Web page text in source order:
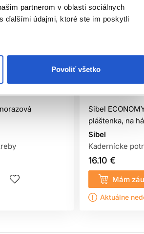
partnerom v oblasti sociálnych
ďalšími údajmi, ktoré ste im poskytli
Povoliť všetko
Oficiálna
Sibel
pláštenka, na
Sibel
Kadernícke
16.10 €
Mám
Aktuálne